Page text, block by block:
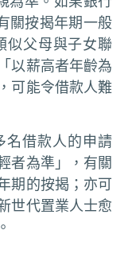
關按揭年期一般
似父母與子女聯
以薪高者年齡為
可能令借款人難
名借款人的申請
者為準」，有關
期的按揭；亦可
世代置業人士愈